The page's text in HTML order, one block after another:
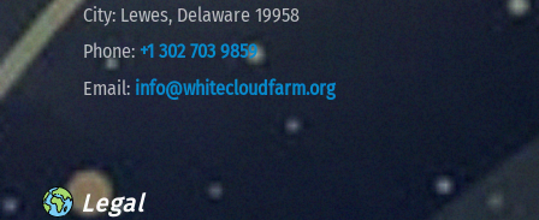
City: Lewes, Delaware 19958
Phone: +1 302 703 9859
Email: info@whitecloudfarm.org
Legal